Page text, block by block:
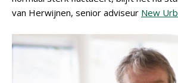
van Herwijnen, senior adviseur New